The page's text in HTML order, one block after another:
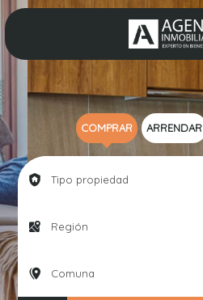
COMPRAR ARRENDAR
Tipo propiedad
Región
Comuna